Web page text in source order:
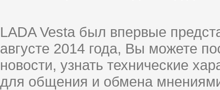
LADA Vesta был впервые
августе 2014 года, Вы можете
новости, узнать технические
для общения и обмена